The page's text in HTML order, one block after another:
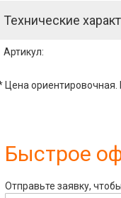
Технические
Артикул:
Цена ориентировочная.
Быстрое
Отправьте заявку,